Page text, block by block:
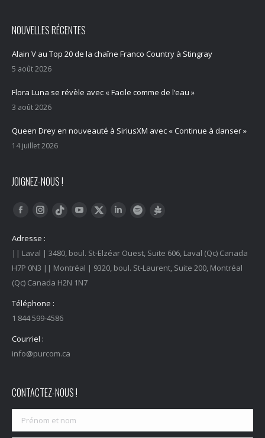
NOUVELLES RÉCENTES
Alain V au Top 20 de la chaîne Franco Country à Stingray
5 août 2026
Flora Luna se révèle avec « Facile comme de l’eau »
3 août 2026
Queen Drey en nouveauté à SiriusXM avec « Continue à danser »
14 juillet 2026
JOIGNEZ-NOUS !
Trouvez nous sur :
FacebookInstagram
Tiktok YouTubeTwitter LinkedInSpotify
Adresse :
|| Laval | 3480, boul. St-Elzéar Ouest, Suite 606, Laval (Qc) Canada
H7P 0N3 || Montréal | 9320, boul. St-Laurent, Suite 200, Montréal
(Qc) Canada H2N 1N7
Téléphone :
1 844 599-4586
Courriel :
info@purcom.ca
CONTACTEZ-NOUS !